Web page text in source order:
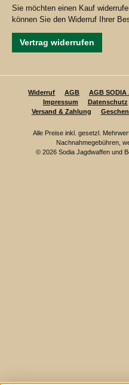
Sie möchten einen Kauf
können Sie den Widerruf Ihrer
Vertrag widerrufen
Widerruf AGB AGB SODIA
Impressum
Datenschutz
Versand & Zahlung
Alle Preise inkl. gesetzl.
Nachnahmegebühren,
© 2026 Sodia Jagdwaffen und